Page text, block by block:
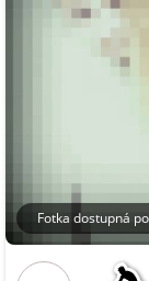
Fotka dostupná